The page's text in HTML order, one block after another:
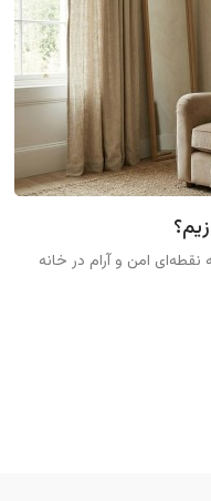
امن و آرام در خانه